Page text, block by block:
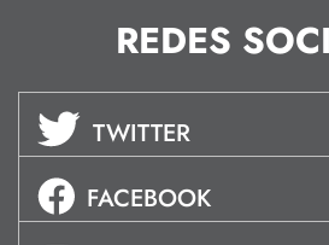
REDES
TWITTER
FACEBOOK